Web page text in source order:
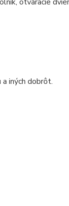
iných dobrôt.